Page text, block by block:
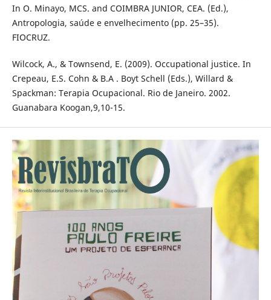
In O. Minayo, MCS. and COIMBRA JUNIOR, CEA. (Ed.),
Antropologia, saúde e envelhecimento (pp. 25–35).
FIOCRUZ.
Wilcock, A., & Townsend, E. (2009). Occupational justice. In
Crepeau, E.S. Cohn & B.A . Boyt Schell (Eds.), Willard &
Spackman: Terapia Ocupacional. Rio de Janeiro. 2002.
Guanabara Koogan,9,10-15.